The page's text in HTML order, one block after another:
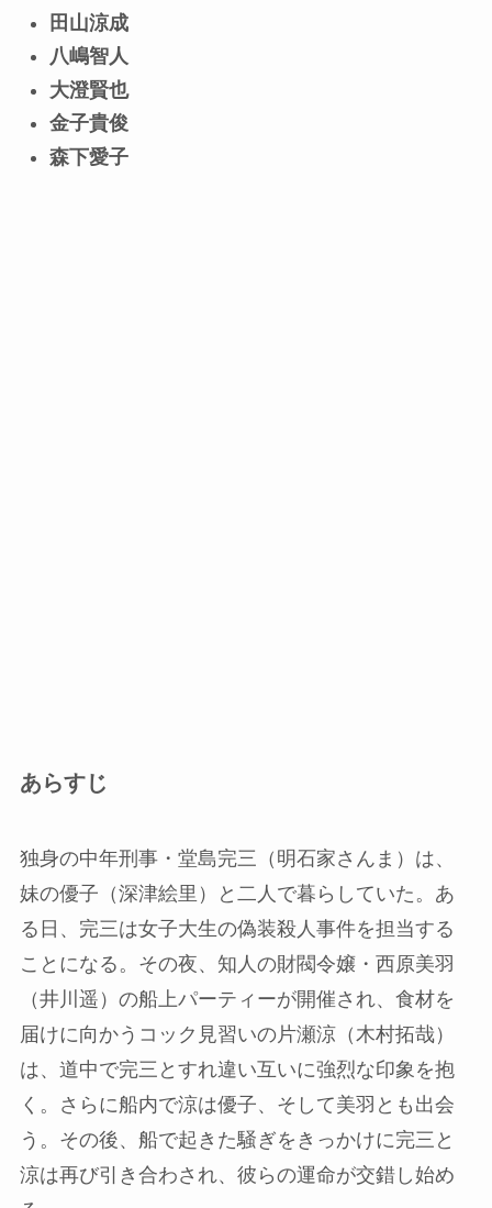
田山涼成
八嶋智人
大澄賢也
金子貴俊
森下愛子
あらすじ
独身の中年刑事・堂島完三（明石家さんま）は、
妹の優子（深津絵里）と二人で暮らしていた。あ
る日、完三は女子大生の偽装殺人事件を担当する
ことになる。その夜、知人の財閥令嬢・西原美羽
（井川遥）の船上パーティーが開催され、食材を
届けに向かうコック見習いの片瀬涼（木村拓哉）
は、道中で完三とすれ違い互いに強烈な印象を抱
く。さらに船内で涼は優子、そして美羽とも出会
う。その後、船で起きた騒ぎをきっかけに完三と
涼は再び引き合わされ、彼らの運命が交錯し始め